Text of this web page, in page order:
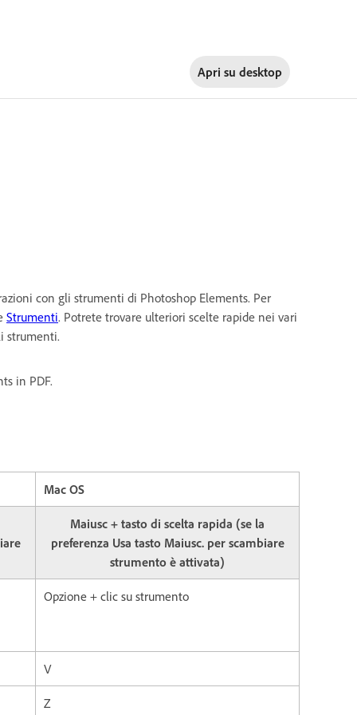
Apri su desktop
con gli strumenti di Photoshop Elements. Per
Strumenti. Potrete trovare ulteriori scelte rapide nei vari
strumenti.
in PDF.
Mac OS
Maiusc + tasto di scelta rapida (se la
preferenza Usa tasto Maiusc. per scambiare
strumento è attivata)
Opzione + clic su strumento
V
Z